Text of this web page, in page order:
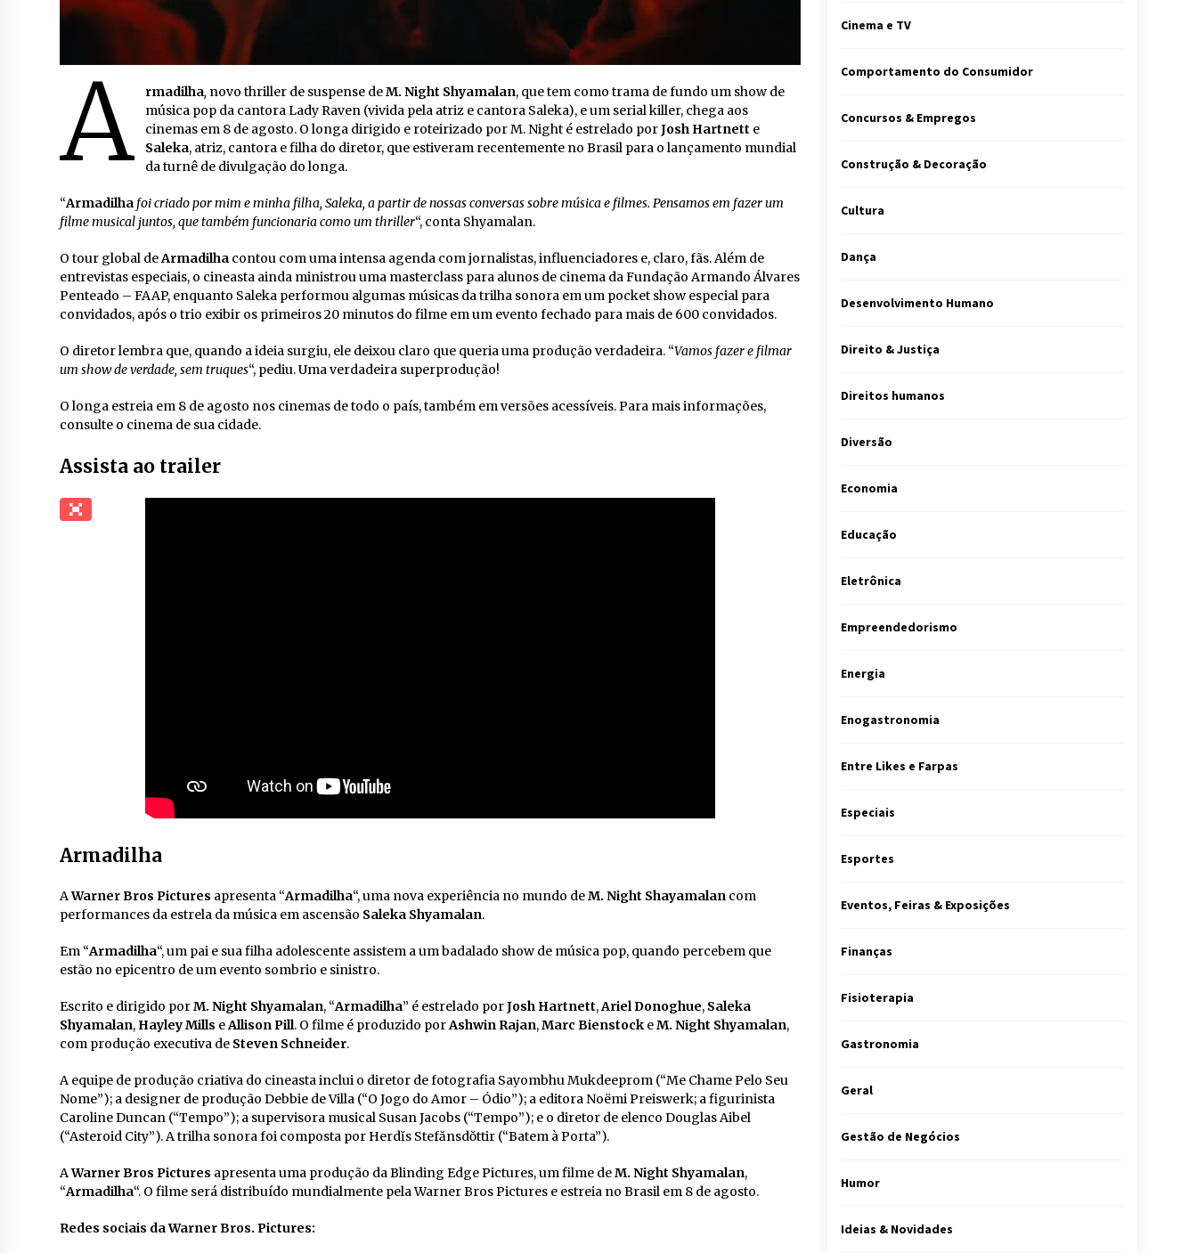
A rmadilha, novo thriller de suspense deM. Night Shyamalan, que tem como trama de fundo um show de
música pop da cantora Lady Raven (vivida pela atriz e cantora Saleka), e um serial killer, chega aos
cinemas em 8 de agosto. O longa dirigido e roteirizado por M. Night é estrelado porJosh Hartnett e
Saleka, atriz, cantora e filha do diretor, que estiveram recentemente no Brasil para o lançamento mundial
da turnê de divulgação do longa.
“Armadilha foi criado por mim e minha filha, Saleka, a partir de nossas conversas sobre música e filmes. Pensamos em fazer um
filme musical juntos, que também funcionaria como um thriller“, conta Shyamalan.
O tour global deArmadilha contou com uma intensa agenda com jornalistas, influenciadores e, claro, fãs. Além de
entrevistas especiais, o cineasta ainda ministrou uma masterclass para alunos de cinema da Fundação Armando Álvares
Penteado – FAAP, enquanto Saleka performou algumas músicas da trilha sonora em um pocket show especial para
convidados, após o trio exibir os primeiros 20 minutos do filme em um evento fechado para mais de 600 convidados.
O diretor lembra que, quando a ideia surgiu, ele deixou claro que queria uma produção verdadeira. “Vamos fazer e filmar
um show de verdade, sem truques“, pediu. Uma verdadeira superprodução!
O longa estreia em 8 de agosto nos cinemas de todo o país, também em versões acessíveis. Para mais informações,
consulte o cinema de sua cidade.
Assista ao trailer
Armadilha
AWarner Bros Pictures apresenta “Armadilha“, uma nova experiência no mundo deM. Night Shayamalan com
performances da estrela da música em ascensão Saleka Shyamalan.
Em “Armadilha“, um pai e sua filha adolescente assistem a um badalado show de música pop, quando percebem que
estão no epicentro de um evento sombrio e sinistro.
Escrito e dirigido porM. Night Shyamalan, “Armadilha” é estrelado porJosh Hartnett,Ariel Donoghue, Saleka
Shyamalan, Hayley Mills eAllison Pill. O filme é produzido porAshwin Rajan,Marc Bienstock eM. Night Shyamalan,
com produção executiva de Steven Schneider.
A equipe de produção criativa do cineasta inclui o diretor de fotografia Sayombhu Mukdeeprom (“Me Chame Pelo Seu
Nome”); a designer de produção Debbie de Villa (“O Jogo do Amor – Ódio”); a editora Noëmi Preiswerk; a figurinista
Caroline Duncan (“Tempo”); a supervisora musical Susan Jacobs (“Tempo”); e o diretor de elenco Douglas Aibel
(“Asteroid City”). A trilha sonora foi composta por Herdĭs Stefănsdŏttir (“Batem à Porta”).
AWarner Bros Pictures apresenta uma produção da Blinding Edge Pictures, um filme deM. Night Shyamalan,
“Armadilha“. O filme será distribuído mundialmente pela Warner Bros Pictures e estreia no Brasil em 8 de agosto.
Redes sociais da Warner Bros. Pictures:
Cinema e TV
Comportamento do Consumidor
Concursos & Empregos
Construção & Decoração
Cultura
Dança
Desenvolvimento Humano
Direito & Justiça
Direitos humanos
Diversão
Economia
Educação
Eletrônica
Empreendedorismo
Energia
Enogastronomia
Entre Likes e Farpas
Especiais
Esportes
Eventos, Feiras & Exposições
Finanças
Fisioterapia
Gastronomia
Geral
Gestão de Negócios
Humor
Ideias & Novidades